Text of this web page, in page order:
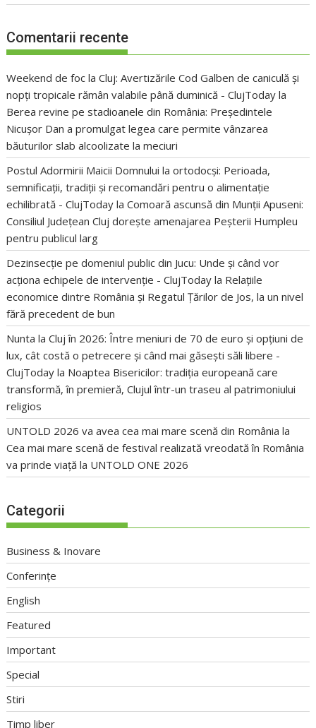
Comentarii recente
Weekend de foc la Cluj: Avertizările Cod Galben de caniculă și
nopți tropicale rămân valabile până duminică - ClujToday la
Berea revine pe stadioanele din România: Președintele
Nicușor Dan a promulgat legea care permite vânzarea
băuturilor slab alcoolizate la meciuri
Postul Adormirii Maicii Domnului la ortodocși: Perioada,
semnificații, tradiții și recomandări pentru o alimentație
echilibrată - ClujToday laComoară ascunsă din Munții Apuseni:
Consiliul Județean Cluj dorește amenajarea Peșterii Humpleu
pentru publicul larg
Dezinsecție pe domeniul public din Jucu: Unde și când vor
acționa echipele de intervenție - ClujToday la Relațiile
economice dintre România și Regatul Țărilor de Jos, la un nivel
fără precedent de bun
Nunta la Cluj în 2026: Între meniuri de 70 de euro și opțiuni de
lux, cât costă o petrecere și când mai găsești săli libere -
ClujToday la Noaptea Bisericilor: tradiția europeană care
transformă, în premieră, Clujul într-un traseu al patrimoniului
religios
UNTOLD 2026 va avea cea mai mare scenă din România la
Cea mai mare scenă de festival realizată vreodată în România
va prinde viață la UNTOLD ONE 2026
Categorii
Business & Inovare
Conferințe
English
Featured
Important
Special
Stiri
Timp liber